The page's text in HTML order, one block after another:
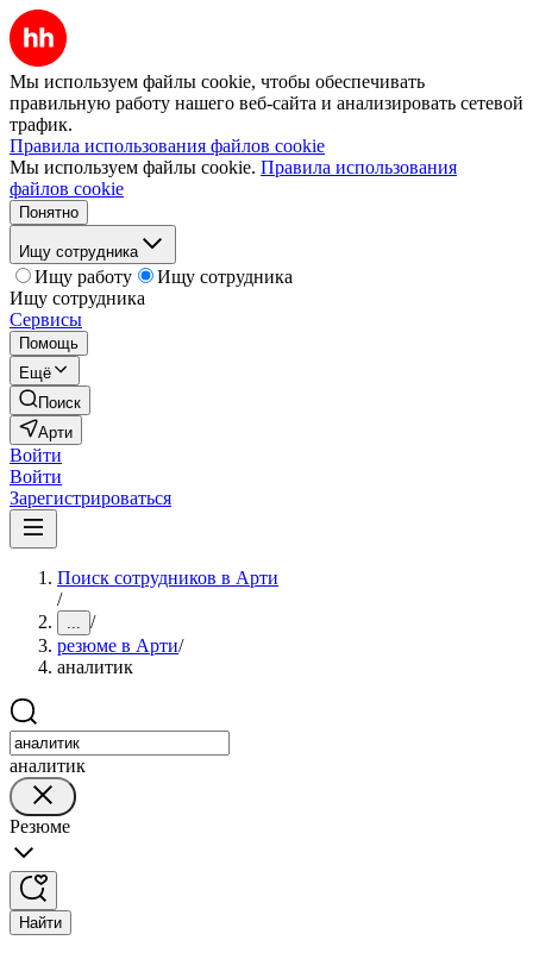
Мы используем файлы cookie, чтобы обеспечивать
правильную работу нашего веб-сайта и анализировать сетевой
трафик.
Правила использования файлов cookie
Мы используем файлы cookie. Правила использования
файлов cookie
Понятно
Ищу сотрудника
Ищу работу
Ищу сотрудника
Ищу сотрудника
Сервисы
Помощь
Ещё
Поиск
Арти
Войти
Войти
Зарегистрироваться
Поиск сотрудников в Арти
/
... /
резюме в Арти/
аналитик
аналитик
Резюме
Найти